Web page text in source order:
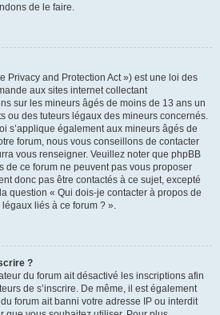
de le faire.
Privacy and Protection Act ») est une loi des
aux sites internet collectant
sur les mineurs âgés de moins de 13 ans un
ou des tuteurs légaux des mineurs concernés.
s’applique également aux mineurs âgés de
forum, nous vous conseillons de contacter
vous renseigner. Veuillez noter que phpBB
de ce forum ne peuvent pas vous proposer
donc pas être contactés à ce sujet, excepté
question « Qui dois-je contacter à propos de
légaux liés à ce forum ? ».
?
du forum ait désactivé les inscriptions afin
de s’inscrire. De même, il est également
forum ait banni votre adresse IP ou interdit